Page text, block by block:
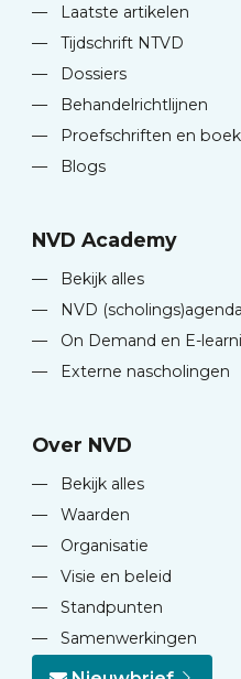
—
Laatste artikelen
—
Tijdschrift NTVD
—
Dossiers
—
Behandelrichtlijnen
—
Proefschriften en
—
Blogs
NVD Academy
—
Bekijk alles
—
NVD (scholings)agenda
—
On Demand en E-
—
Externe nascholingen
Over NVD
—
Bekijk alles
—
Waarden
—
Organisatie
—
Visie en beleid
—
Standpunten
—
Samenwerkingen